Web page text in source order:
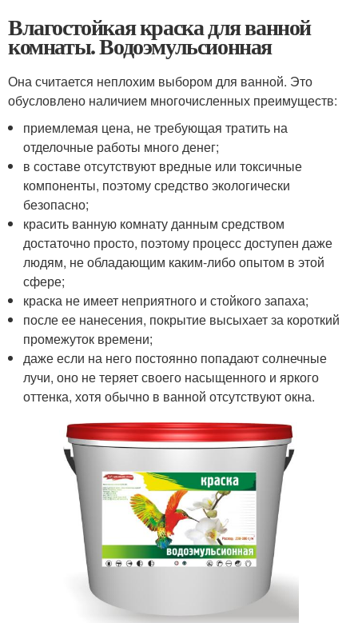
Влагостойкая краска для ванной
комнаты. Водоэмульсионная
Она считается неплохим выбором для ванной. Это
обусловлено наличием многочисленных преимуществ:
приемлемая цена, не требующая тратить на
отделочные работы много денег;
в составе отсутствуют вредные или токсичные
компоненты, поэтому средство экологически
безопасно;
красить ванную комнату данным средством
достаточно просто, поэтому процесс доступен даже
людям, не обладающим каким-либо опытом в этой
сфере;
краска не имеет неприятного и стойкого запаха;
после ее нанесения, покрытие высыхает за короткий
промежуток времени;
даже если на него постоянно попадают солнечные
лучи, оно не теряет своего насыщенного и яркого
оттенка, хотя обычно в ванной отсутствуют окна.